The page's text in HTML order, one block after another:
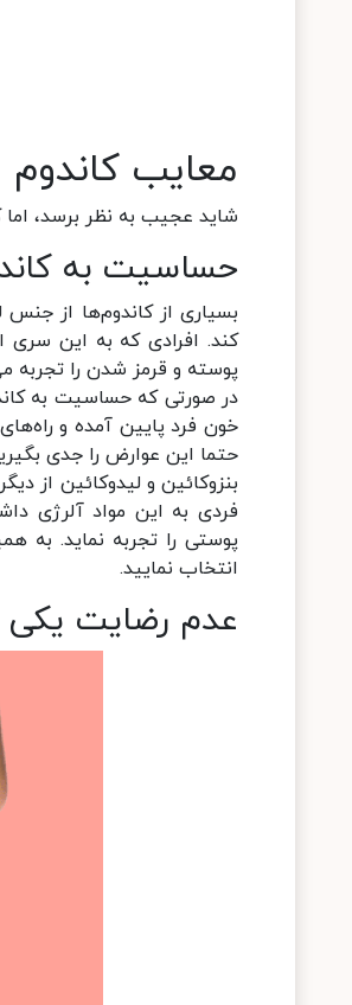
معایب کاندوم
شاید عجیب به نظر برسد،
حساسیت به
بسیاری از کاندوم‌ها از
کند. افرادی که به این
پوسته و قرمز شدن را تجربه
در صورتی که حساسیت به
خون فرد پایین آمده و
حتما این عوارض را جدی
بنزوکائین و لیدوکائین از
فردی به این مواد آلرژی
پوستی را تجربه نماید. به
انتخاب نمایید.
عدم رضایت یکی